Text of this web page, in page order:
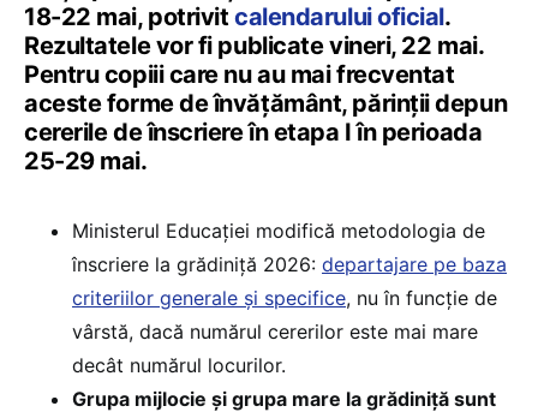
18-22 mai, potrivitcalendarului oficial.
Rezultatele vor fi publicate vineri, 22 mai.
Pentru copiii care nu au mai frecventat
aceste forme de învățământ, părinții depun
cererile de înscriere în etapa I în perioada
25-29 mai.
Ministerul Educației modifică metodologia de
înscriere la grădiniță 2026: departajare pe baza
criteriilor generale și specifice, nu în funcție de
vârstă, dacă numărul cererilor este mai mare
decât numărul locurilor.
Grupa mijlocie și grupa mare la grădiniță sunt